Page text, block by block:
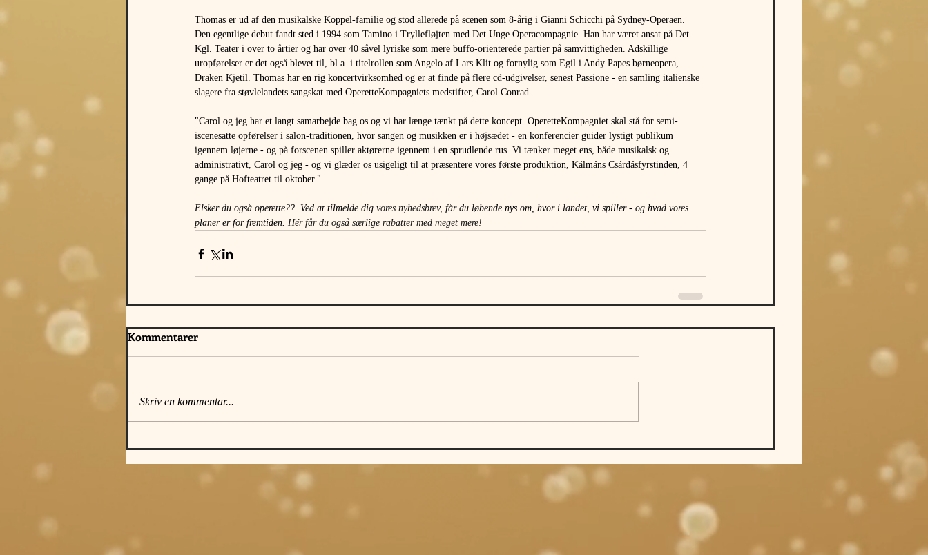
Thomas er ud af den musikalske Koppel-familie og stod allerede på scenen som 8-årig i Gianni Schicchi på Sydney-Operaen.
Den egentlige debut fandt sted i 1994 som Tamino i Tryllefløjten med Det Unge Operacompagnie. Han har været ansat på Det
Kgl. Teater i over to årtier og har over 40 såvel lyriske som mere buffo-orienterede partier på samvittigheden. Adskillige
uropførelser er det også blevet til, bl.a. i titelrollen som Angelo af Lars Klit og fornylig som Egil i Andy Papes børneopera,
Draken Kjetil. Thomas har en rig koncertvirksomhed og er at finde på flere cd-udgivelser, senest Passione - en samling italienske
slagere fra støvlelandets sangskat med OperetteKompagniets medstifter, Carol Conrad.
"Carol og jeg har et langt samarbejde bag os og vi har længe tænkt på dette koncept. OperetteKompagniet skal stå for semi-
iscenesatte opførelser i salon-traditionen, hvor sangen og musikken er i højsædet - en konferencier guider lystigt publikum
igennem løjerne - og på forscenen spiller aktørerne igennem i en sprudlende rus. Vi tænker meget ens, både musikalsk og
administrativt, Carol og jeg - og vi glæder os usigeligt til at præsentere vores første produktion, Kálmáns Csárdásfyrstinden, 4
gange på Hofteatret til oktober."
Elsker du også operette??  Ved at tilmelde dig vores nyhedsbrev, får du løbende nys om, hvor i landet, vi spiller - og hvad vores
planer er for fremtiden. Hér får du også særlige rabatter med meget mere!
Kommentarer
Skriv en kommentar...